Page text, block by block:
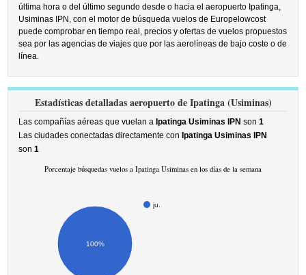
última hora o del último segundo desde o hacia el aeropuerto Ipatinga,
Usiminas IPN, con el motor de búsqueda vuelos de Europelowcost
puede comprobar en tiempo real, precios y ofertas de vuelos propuestos
sea por las agencias de viajes que por las aerolíneas de bajo coste o de
línea.
Estadísticas detalladas aeropuerto de Ipatinga (Usiminas)
Las compañías aéreas que vuelan a Ipatinga Usiminas IPN son1
Las ciudades conectadas directamente con Ipatinga Usiminas IPN
son1
Porcentaje búsquedas vuelos a Ipatinga Usiminas en los días de la semana
ju.
100%